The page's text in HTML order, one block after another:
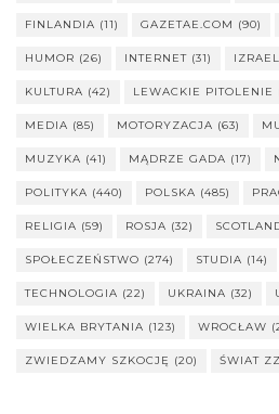
FINLANDIA (11) GAZETAE.COM (90)
HUMOR (26) INTERNET (31) IZRAEL
KULTURA (42) LEWACKIE PITOLENIE
MEDIA (85) MOTORYZACJA (63)
MUZYKA (41) MĄDRZE GADA (17)
POLITYKA (440) POLSKA (485)
RELIGIA (59) ROSJA (32)
SPOŁECZEŃSTWO (274) STUDIA (14)
TECHNOLOGIA (22) UKRAINA (32)
WIELKA BRYTANIA (123) WROCŁAW
ZWIEDZAMY SZKOCJĘ (20) ŚWIAT